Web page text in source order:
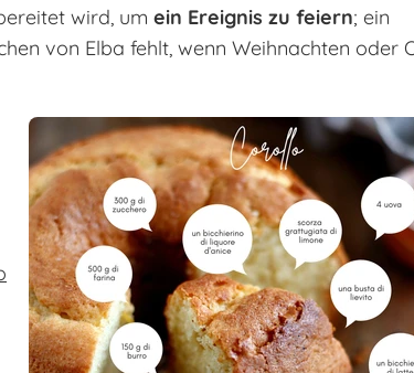
wird, um ein Ereignis zu feiern; ein
von Elba fehlt, wenn Weihnachten oder